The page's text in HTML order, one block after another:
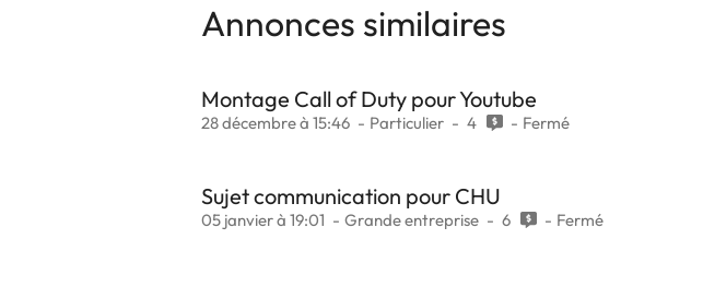
Annonces similaires
Montage Call of Duty pour Youtube
28 décembre à 15:46 Particulier 4 Fermé
Sujet communication pour CHU
05 janvier à 19:01 Grande entreprise 6 Fermé